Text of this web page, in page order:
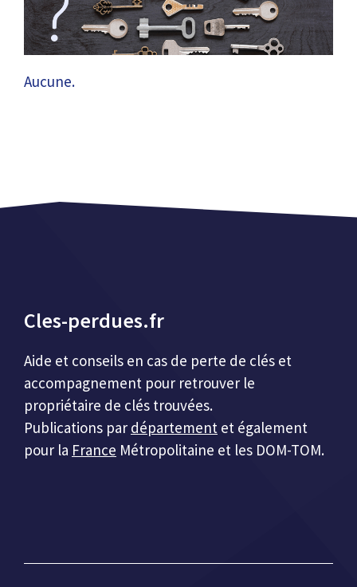
Aucune.
Cles-perdues.fr
Aide et conseils en cas de perte de clés et
accompagnement pour retrouver le
propriétaire de clés trouvées.
Publications par département et également
pour la France Métropolitaine et les DOM-TOM.